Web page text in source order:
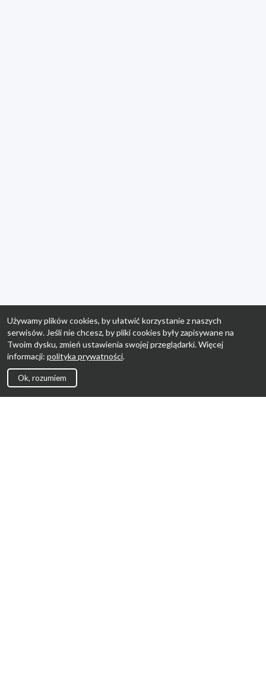
Używamy plików cookies, by ułatwić korzystanie z naszych
serwisów. Jeśli nie chcesz, by pliki cookies były zapisywane na
Twoim dysku, zmień ustawienia swojej przeglądarki. Więcej
informacji: polityka prywatności.
Ok, rozumiem